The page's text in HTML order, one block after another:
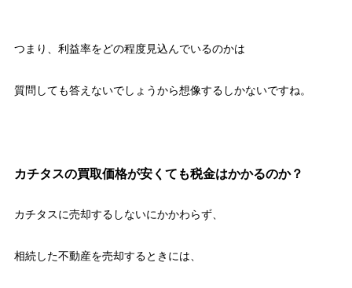
つまり、利益率をどの程度見込んでいるのかは
質問しても答えないでしょうから想像するしかないですね。
カチタスの買取価格が安くても税金はかかるのか？
カチタスに売却するしないにかかわらず、
相続した不動産を売却するときには、